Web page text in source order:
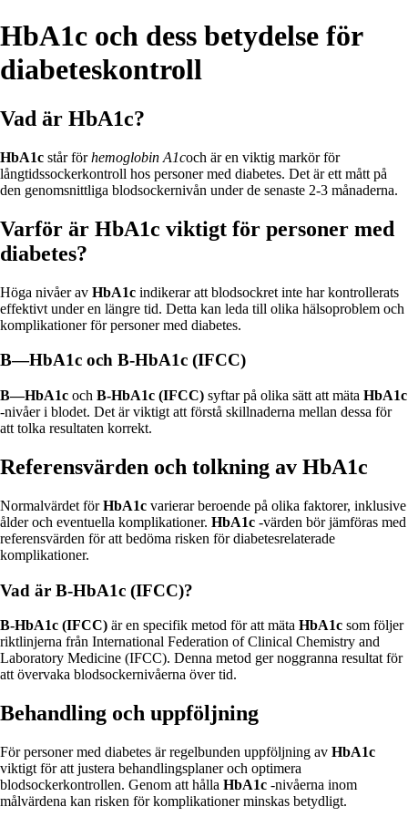
HbA1c och dess betydelse för
diabeteskontroll
Vad är HbA1c?
HbA1c står förhemoglobin A1coch är en viktig markör för
långtidssockerkontroll hos personer med diabetes. Det är ett mått på
den genomsnittliga blodsockernivån under de senaste 2-3 månaderna.
Varför är HbA1c viktigt för personer med
diabetes?
Höga nivåer av HbA1c indikerar att blodsockret inte har kontrollerats
effektivt under en längre tid. Detta kan leda till olika hälsoproblem och
komplikationer för personer med diabetes.
B—HbA1c och B-HbA1c (IFCC)
B—HbA1c och B-HbA1c (IFCC) syftar på olika sätt att mäta HbA1c
-nivåer i blodet. Det är viktigt att förstå skillnaderna mellan dessa för
att tolka resultaten korrekt.
Referensvärden och tolkning av HbA1c
Normalvärdet förHbA1c varierar beroende på olika faktorer, inklusive
ålder och eventuella komplikationer. HbA1c -värden bör jämföras med
referensvärden för att bedöma risken för diabetesrelaterade
komplikationer.
Vad är B-HbA1c (IFCC)?
B-HbA1c (IFCC) är en specifik metod för att mäta HbA1c som följer
riktlinjerna från International Federation of Clinical Chemistry and
Laboratory Medicine (IFCC). Denna metod ger noggranna resultat för
att övervaka blodsockernivåerna över tid.
Behandling och uppföljning
För personer med diabetes är regelbunden uppföljning av HbA1c
viktigt för att justera behandlingsplaner och optimera
blodsockerkontrollen. Genom att hålla HbA1c -nivåerna inom
målvärdena kan risken för komplikationer minskas betydligt.